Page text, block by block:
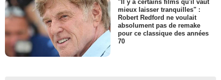
"Il y a certains films qu'il vaut
mieux laisser tranquilles" :
Robert Redford ne voulait
absolument pas de remake
pour ce classique des années
70